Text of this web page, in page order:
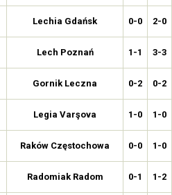
Lechia Gdańsk 0-0 2-0
Lech Poznań 1-1 3-3
Gornik Leczna 0-2 0-2
Legia Varşova 1-0 1-0
Raków Częstochowa 0-0 1-0
Radomiak Radom 0-1 1-2